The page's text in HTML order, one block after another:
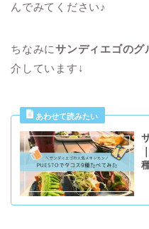
んでみてください♪
ちなみにサンディエゴのグ
介しています↓